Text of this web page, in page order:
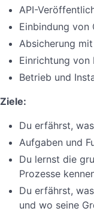
API-
Einbindung von
Absicherung
Einrichtung von
Betrieb und
Ziele:
Du erfährst,
Aufgaben und
Du lernst die
Prozesse
Du erfährst,
und wo seine